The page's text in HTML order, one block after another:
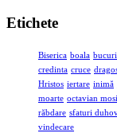
Etichete
Biserica boala
credinta cruce
Hristos iertare inimă
moarte octavian
răbdare sfaturi
vindecare